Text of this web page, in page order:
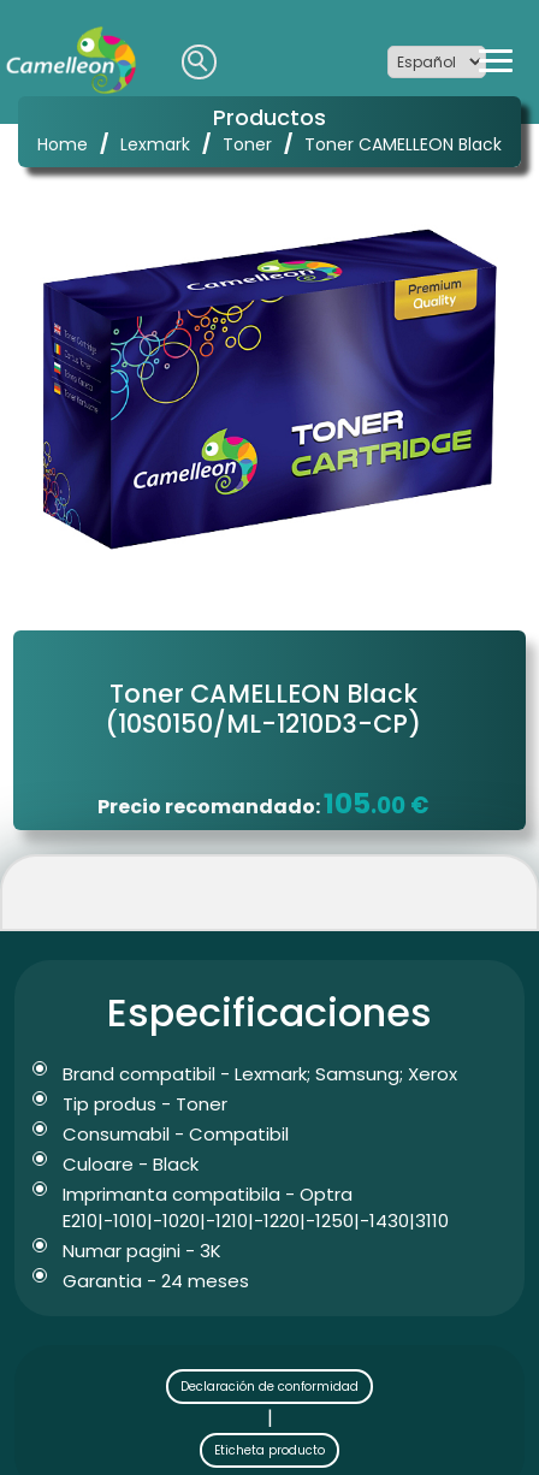
Productos
Home / Lexmark / Toner / Toner CAMELLEON Black
Toner CAMELLEON Black
(10S0150/ML-1210D3-CP)
Precio recomandado:105.00 €
Especificaciones
Brand compatibil - Lexmark; Samsung; Xerox
Tip produs - Toner
Consumabil - Compatibil
Culoare - Black
Imprimanta compatibila - Optra
E210|-1010|-1020|-1210|-1220|-1250|-1430|3110
Numar pagini - 3K
Garantia - 24 meses
Declaración de conformidad
|
Eticheta producto